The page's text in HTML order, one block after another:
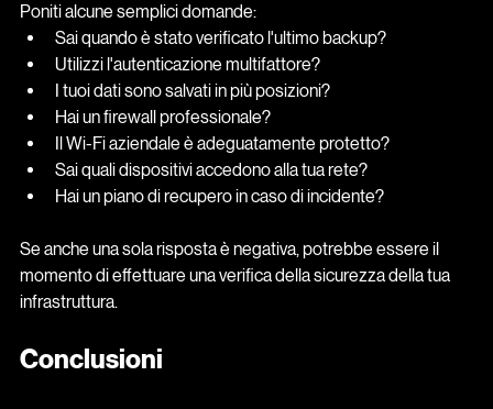
Poniti alcune semplici domande:
Sai quando è stato verificato l'ultimo backup?
Utilizzi l'autenticazione multifattore?
I tuoi dati sono salvati in più posizioni?
Hai un firewall professionale?
Il Wi-Fi aziendale è adeguatamente protetto?
Sai quali dispositivi accedono alla tua rete?
Hai un piano di recupero in caso di incidente?
Se anche una sola risposta è negativa, potrebbe essere il
momento di effettuare una verifica della sicurezza della tua
infrastruttura.
Conclusioni